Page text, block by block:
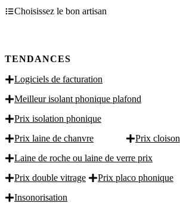
Choisissez le bon artisan
TENDANCES
Logiciels de facturation
Meilleur isolant phonique plafond
Prix isolation phonique
Prix laine de chanvre
Prix cloison
Laine de roche ou laine de verre prix
Prix double vitrage
Prix placo phonique
Insonorisation